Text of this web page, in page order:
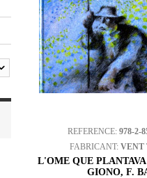
REFERENCE: 978-2-
FABRICANT:VENT
L'OME QUE
GIONO, F.